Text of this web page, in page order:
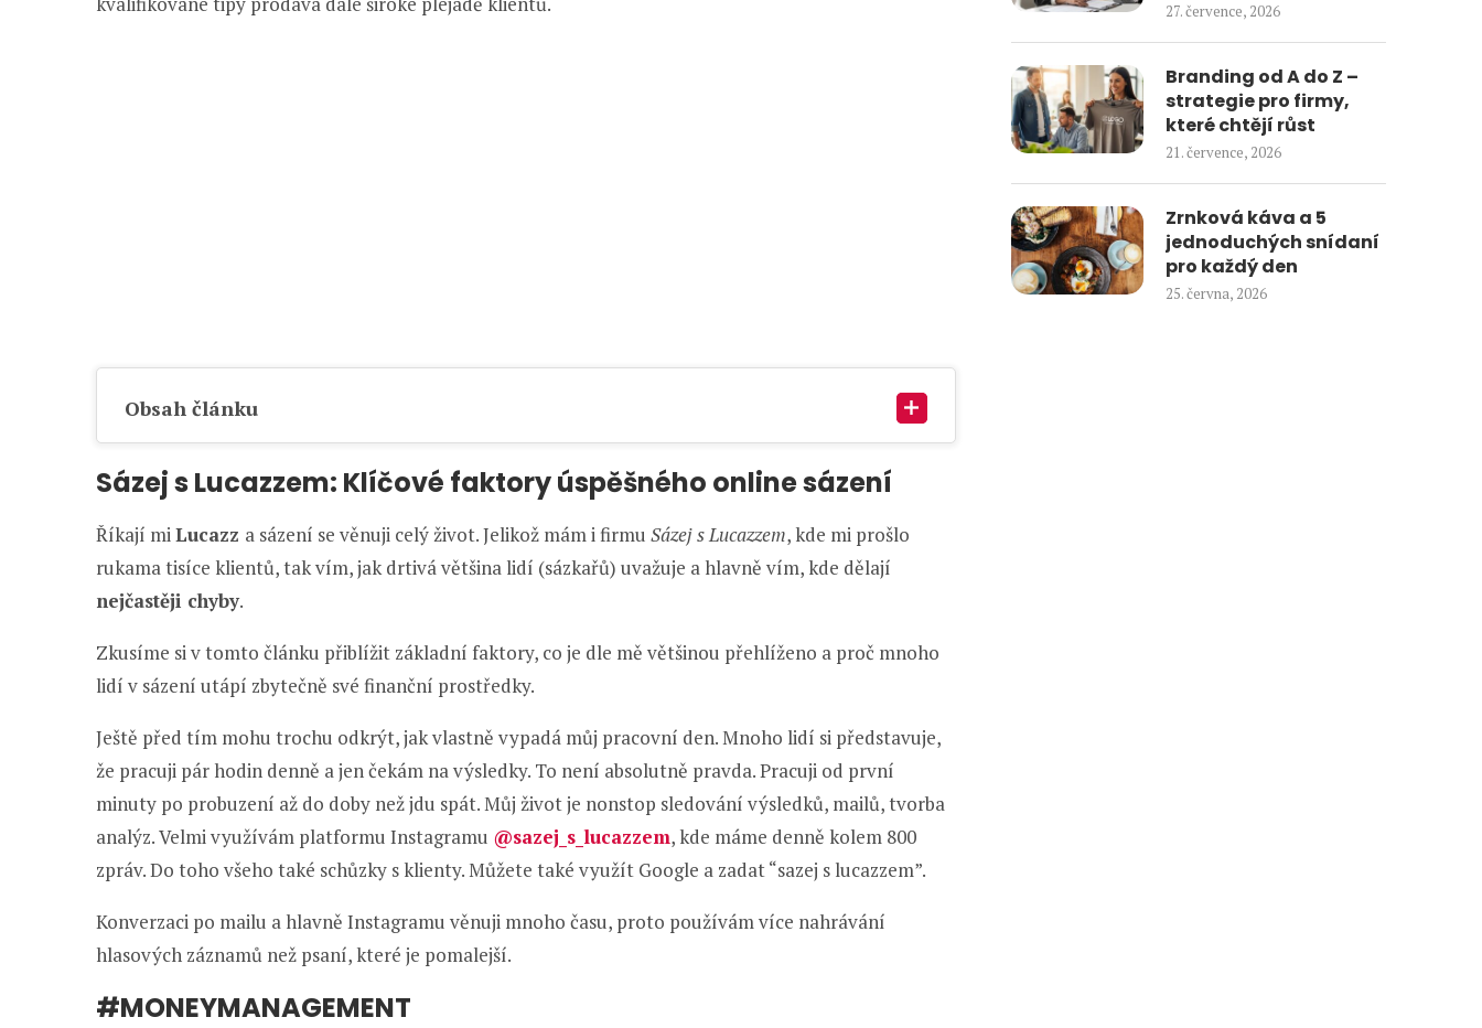
Obsah článku
Sázej s Lucazzem: Klíčové faktory úspěšného online sázení
Říkají miLucazz a sázení se věnuji celý život. Jelikož mám i firmu Sázej s Lucazzem, kde mi prošlo
rukama tisíce klientů, tak vím, jak drtivá většina lidí (sázkařů) uvažuje a hlavně vím, kde dělají
nejčastěji chyby.
Zkusíme si v tomto článku přiblížit základní faktory, co je dle mě většinou přehlíženo a proč mnoho
lidí v sázení utápí zbytečně své finanční prostředky.
Ještě před tím mohu trochu odkrýt, jak vlastně vypadá můj pracovní den. Mnoho lidí si představuje,
že pracuji pár hodin denně a jen čekám na výsledky. To není absolutně pravda. Pracuji od první
minuty po probuzení až do doby než jdu spát. Můj život je nonstop sledování výsledků, mailů, tvorba
analýz. Velmi využívám platformu Instagramu @sazej_s_lucazzem, kde máme denně kolem 800
zpráv. Do toho všeho také schůzky s klienty. Můžete také využít Google a zadat “sazej s lucazzem”.
Konverzaci po mailu a hlavně Instagramu věnuji mnoho času, proto používám více nahrávání
hlasových záznamů než psaní, které je pomalejší.
#MONEYMANAGEMENT
27. července, 2026
Branding od A do Z –
strategie pro firmy,
které chtějí růst
21. července, 2026
Zrnková káva a 5
jednoduchých snídaní
pro každý den
25. června, 2026